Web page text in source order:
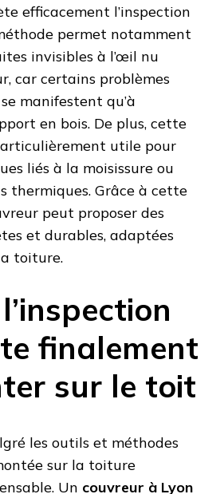
efficacement l’inspection
permet notamment
invisibles à l’œil nu
car certains problèmes
manifestent qu’à
en bois. De plus, cette
utile pour
liés à la moisissure ou
thermiques. Grâce à cette
peut proposer des
et durables, adaptées
toiture.
finalement
sur le toit
les outils et méthodes
sur la toiture
Un couvreur à Lyon